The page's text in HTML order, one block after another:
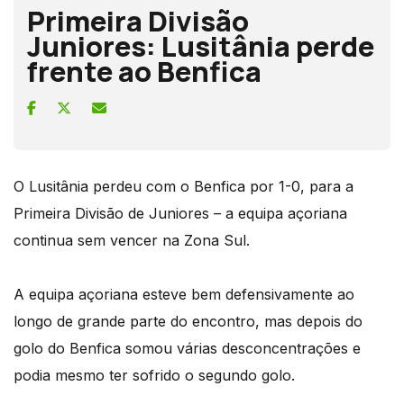
Primeira Divisão
Juniores: Lusitânia perde
frente ao Benfica
O Lusitânia perdeu com o Benfica por 1-0, para a
Primeira Divisão de Juniores – a equipa açoriana
continua sem vencer na Zona Sul.
A equipa açoriana esteve bem defensivamente ao
longo de grande parte do encontro, mas depois do
golo do Benfica somou várias desconcentrações e
podia mesmo ter sofrido o segundo golo.